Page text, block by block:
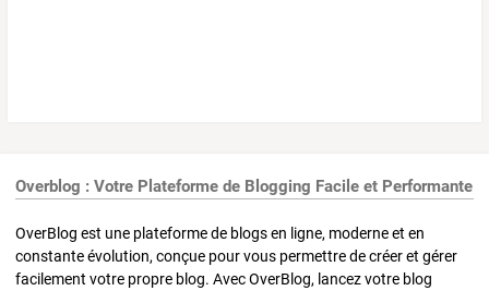
Overblog : Votre Plateforme de Blogging Facile et Performante
OverBlog est une plateforme de blogs en ligne, moderne et en
constante évolution, conçue pour vous permettre de créer et gérer
facilement votre propre blog. Avec OverBlog, lancez votre blog